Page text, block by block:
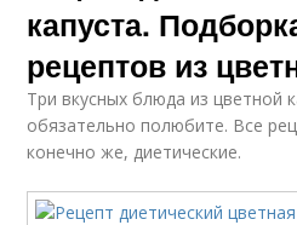
капуста.
рецептов из
Три вкусных блюда из цветной
обязательно полюбите. Все
конечно же, диетические.